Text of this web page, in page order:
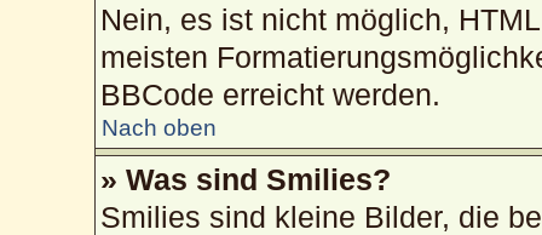
Nein, es ist nicht möglich,
meisten
BBCode erreicht werden.
Nach oben
» Was sind Smilies?
Smilies sind kleine Bilder, die